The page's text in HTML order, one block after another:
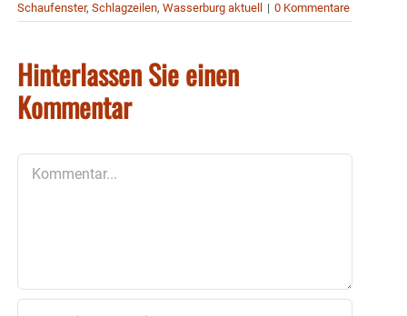
Schaufenster, Schlagzeilen, Wasserburg aktuell | 0 Kommentare
Hinterlassen Sie einen
Kommentar